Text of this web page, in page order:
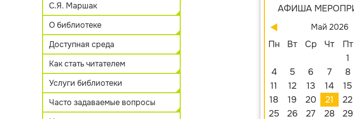
С.Я. Маршак
О библиотеке
Доступная среда
Как стать читателем
Услуги библиотеки
Часто задаваемые вопросы
АФИША
Май 2026
Пн Вт Ср Чт Пт
1
4
5 6 7 8
11
12 13 14 15
18
19 20 21 22
25
26 27 28 29